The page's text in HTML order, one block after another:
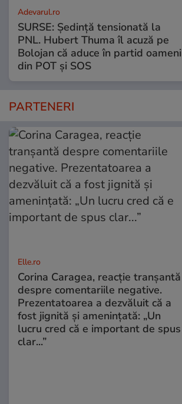
Adevarul.ro
SURSE: Ședință tensionată la
PNL. Hubert Thuma îl acuză pe
Bolojan că aduce în partid oameni
din POT și SOS
PARTENERI
Elle.ro
Corina Caragea, reacție tranșantă
despre comentariile negative.
Prezentatoarea a dezvăluit că a
fost jignită și amenințată: „Un
lucru cred că e important de spus
clar...”